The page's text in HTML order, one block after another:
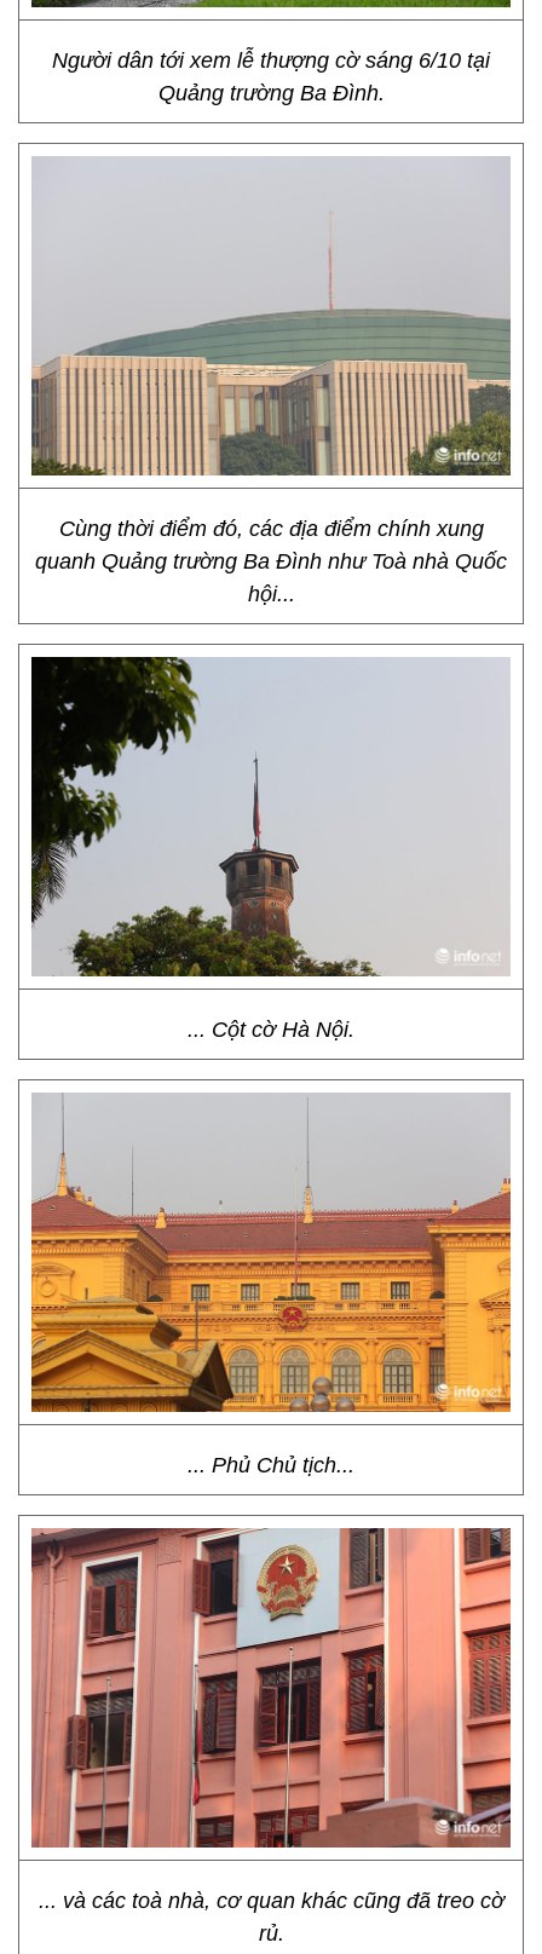
Người dân tới xem lễ thượng cờ sáng 6/10 tại
Quảng trường Ba Đình.
Cùng thời điểm đó, các địa điểm chính xung
quanh Quảng trường Ba Đình như Toà nhà Quốc
hội...
... Cột cờ Hà Nội.
... Phủ Chủ tịch...
... và các toà nhà, cơ quan khác cũng đã treo cờ
rủ.